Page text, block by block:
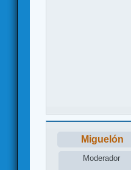
Miguelón
Moderador